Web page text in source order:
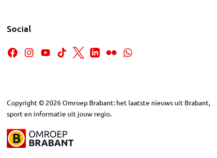
Social
Copyright © 2026Omroep Brabant: het laatste nieuws uit Brabant,
sport en informatie uit jouw regio.